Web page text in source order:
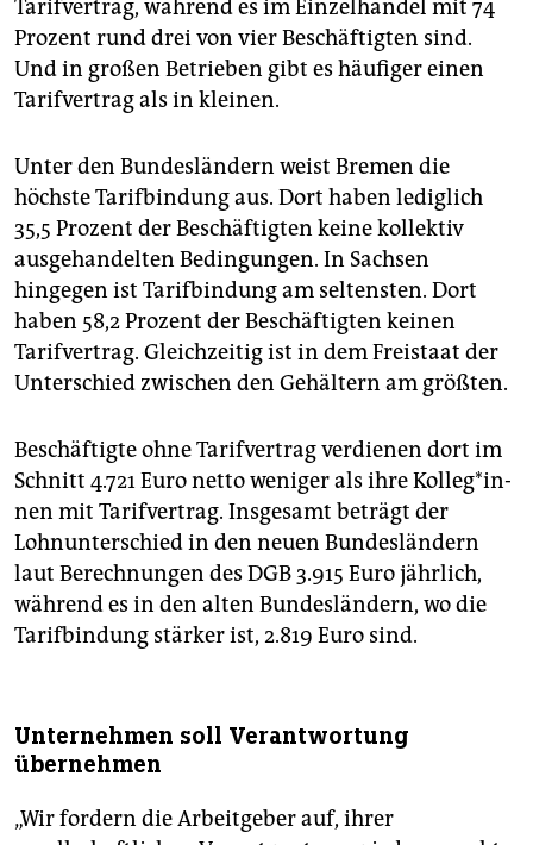
Tarifvertrag, während es im Einzelhandel mit 74
Prozent rund drei von vier Beschäftigten sind.
Und in großen Betrieben gibt es häufiger einen
Tarifvertrag als in kleinen.
Unter den Bundesländern weist Bremen die
höchste Tarifbindung aus. Dort haben lediglich
35,5 Prozent der Beschäftigten keine kollektiv
ausgehandelten Bedingungen. In Sachsen
hingegen ist Tarifbindung am seltensten. Dort
haben 58,2 Prozent der Beschäftigten keinen
Tarifvertrag. Gleichzeitig ist in dem Freistaat der
Unterschied zwischen den Gehältern am größten.
Beschäftigte ohne Tarifvertrag verdienen dort im
Schnitt 4.721 Euro netto weniger als ihre Kol­le­g*in­
nen mit Tarifvertrag. Insgesamt beträgt der
Lohnunterschied in den neuen Bundesländern
laut Berechnungen des DGB 3.915 Euro jährlich,
während es in den alten Bundesländern, wo die
Tarifbindung stärker ist, 2.819 Euro sind.
Unternehmen soll Verantwortung
übernehmen
„Wir fordern die Arbeitgeber auf, ihrer